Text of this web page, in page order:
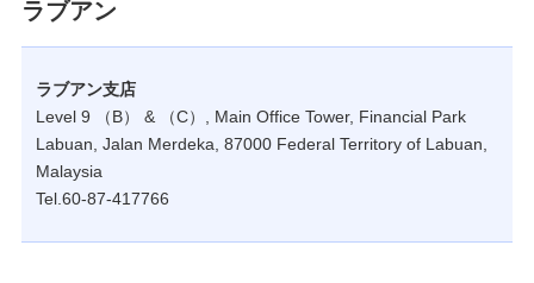
ラブアン
ラブアン支店
Level 9 （B） & （C）, Main Office Tower, Financial Park
Labuan, Jalan Merdeka, 87000 Federal Territory of Labuan,
Malaysia
Tel.60-87-417766